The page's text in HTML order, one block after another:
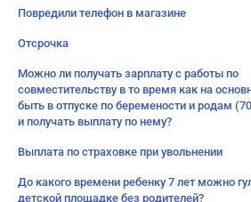
Повредили телефон в магазине
Отсрочка
Можно ли получать зарплату с работы по
совместительству в то время как на
быть в отпуске по беремености и родам
и получать выплату по нему?
Выплата по страховке при увольнении
До какого времени ребенку 7 лет можно
детской площадке без родителей?